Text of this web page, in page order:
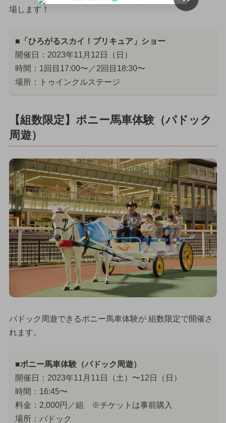
場します！
■「ひろがるスカイ！プリキュア」ショー
開催日：2023年11月12日（日）
時間：1回目17:00〜／2回目18:30〜
場所：トゥインクルステージ
【組数限定】ポニー馬車体験（パドック
周遊）
パドック周遊できるポニー馬車体験が 組数限定で開催さ
れます。
■ポニー馬車体験（パドック周遊）
開催日：2023年11月11日（土）〜12日（日）
時間：16:45〜
料金：2,000円／組 ※チケットは事前購入
場所：パドック